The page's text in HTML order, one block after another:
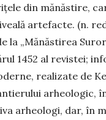
din mănăstire,
artefacte. (n.
la „Mănăstirea
1452 al revistei;
realizate de
arheologic,
arheologi, dar, în